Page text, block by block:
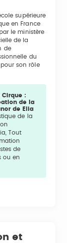
supérieure
en France
le ministère
de la
de
du
son rôle
Cirque :
de la
de Elia
de la
Tout
de
ou en
et